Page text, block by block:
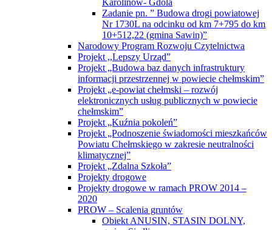
informacji przestrzennej w powiecie chełmskim”
Projekt „e-powiat chełmski – rozwój
elektronicznych usług publicznych w powiecie
chełmskim”
Projekt „Kuźnia pokoleń”
Projekt „Podnoszenie świadomości mieszkańców
Powiatu Chełmskiego w zakresie neutralności
klimatycznej”
Projekt „Zdalna Szkoła”
Projekty drogowe
Projekty drogowe w ramach PROW 2014 –
2020
PROW – Scalenia gruntów
Obiekt ANUSIN, STASIN DOLNY,
gmina Siedliszcze
Obiekt BUKOWA WIELKA cz.I,
BUKOWA WIELKA cz.II i ŚREDNI
ŁAN, gmina Sawin
– KOLONIA, gmina Chełm
Obiekt HRUSZÓW, MARYNIN,